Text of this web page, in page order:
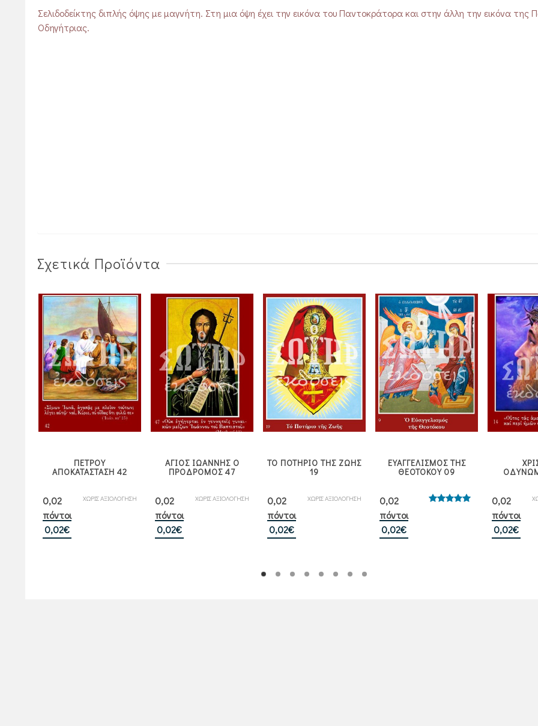
Σελιδοδείκτης διπλής όψης με μαγνήτη. Στη μια όψη έχει την εικόνα του Παντοκράτορα και στην άλλη την εικόνα της
Οδηγήτριας.
Σχετικά Προϊόντα
ΠΕΤΡΟΥ
ΑΠΟΚΑΤΑΣΤΑΣΗ 42
ΧΩΡΙΣ ΑΞΙΟΛΟΓΗΣΗ
0,02
πόντοι
0,02€
ΑΓΙΟΣ ΙΩΑΝΝΗΣ Ο
ΠΡΟΔΡΟΜΟΣ 47
ΧΩΡΙΣ ΑΞΙΟΛΟΓΗΣΗ
0,02
πόντοι
0,02€
ΤΟ ΠΟΤΗΡΙΟ ΤΗΣ ΖΩΗΣ
19
ΧΩΡΙΣ ΑΞΙΟΛΟΓΗΣΗ
0,02
πόντοι
0,02€
ΕΥΑΓΓΕΛΙΣΜΟΣ ΤΗΣ
ΘΕΟΤΟΚΟΥ 09
0,02
πόντοι
0,02€
0,02
πόντοι
0,02€